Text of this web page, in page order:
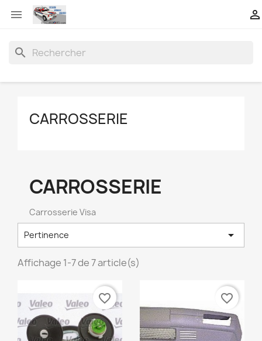
 
search
CARROSSERIE
CARROSSERIE
Carrosserie Visa
Pertinence 
Affichage 1-7 de 7 article(s)
favorite_border favorite_border